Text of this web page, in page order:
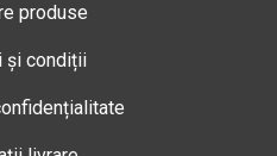
produse
și condiții